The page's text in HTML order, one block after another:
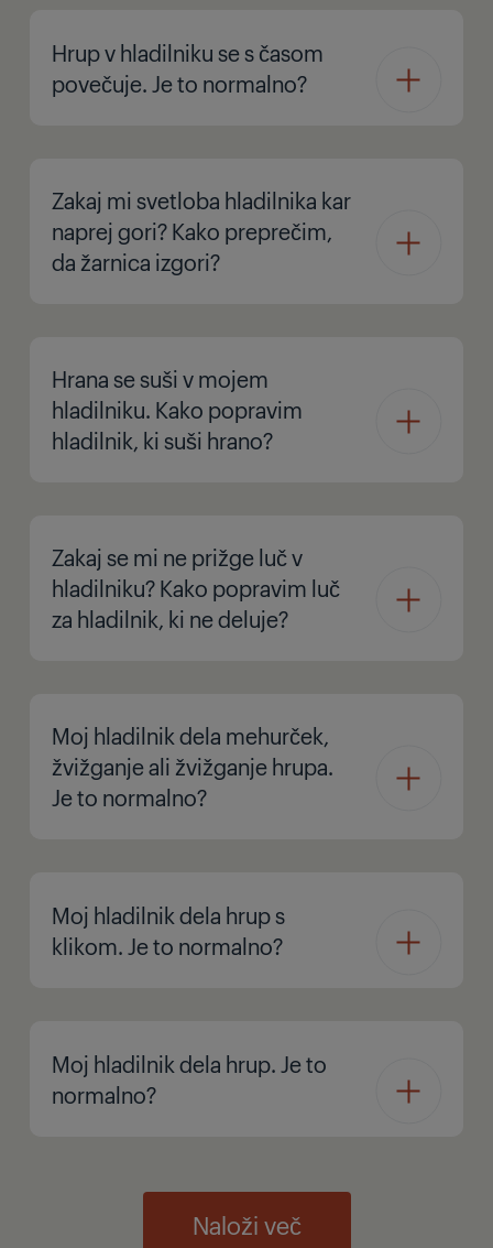
Hrup v hladilniku se s časom
povečuje. Je to normalno?
Zakaj mi svetloba hladilnika kar
naprej gori? Kako preprečim,
da žarnica izgori?
Hrana se suši v mojem
hladilniku. Kako popravim
hladilnik, ki suši hrano?
Zakaj se mi ne prižge luč v
hladilniku? Kako popravim luč
za hladilnik, ki ne deluje?
Moj hladilnik dela mehurček,
žvižganje ali žvižganje hrupa.
Je to normalno?
Moj hladilnik dela hrup s
klikom. Je to normalno?
Moj hladilnik dela hrup. Je to
normalno?
Naloži več